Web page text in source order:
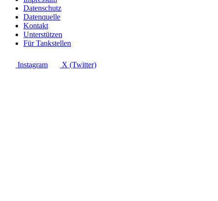
Datenschutz
Datenquelle
Kontakt
Unterstützen
Für Tankstellen
Instagram X (Twitter)